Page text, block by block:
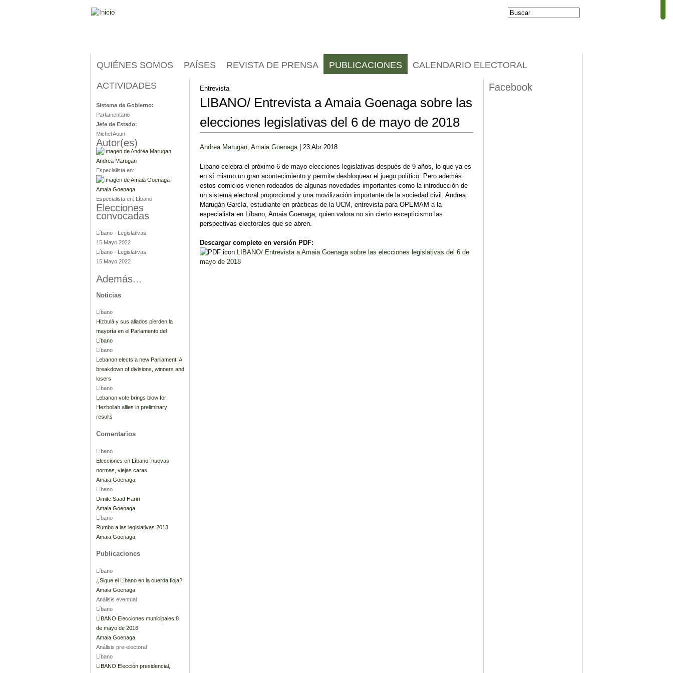
Formulario de
Buscar
Entrevista
LIBANO/ Entrevista a Amaia Goenaga sobre las
elecciones legislativas del 6 de mayo de 2018
Andrea Marugan, Amaia Goenaga| 23 Abr 2018
Líbano celebra el próximo 6 de mayo elecciones legislativas después de 9 años, lo que ya es
en sí mismo un gran acontecimiento y permite desbloquear el juego político. Pero además
estos comicios vienen rodeados de algunas novedades importantes como la introducción de
un sistema electoral proporcional y una movilización importante de la sociedad civil. Andrea
Marugán García, estudiante en prácticas de la UCM, entrevista para OPEMAM a la
especialista en Líbano, Amaia Goenaga, quien valora no sin cierto escepticismo las
perspectivas electorales que se abren.
Descargar completo en versión PDF:
LIBANO/ Entrevista a Amaia Goenaga sobre las elecciones legislativas del 6 de
mayo de 2018
QUIÉNES SOMOS PAÍSES REVISTA DE PRENSA PUBLICACIONES CALENDARIO ELECTORAL
ACTIVIDADES
Líbano
Sistema de Gobierno:
Parlamentario
Jefe de Estado:
Michel Aoun
Autor(es)
Andrea Marugan
Especialista en:
Amaia Goenaga
Especialista en: Líbano
Elecciones
convocadas
Líbano - Legislativas
15 Mayo 2022
Líbano - Legislativas
15 Mayo 2022
Además...
Noticias
Líbano
Hizbulá y sus aliados pierden la
mayoría en el Parlamento del
Líbano
Líbano
Lebanon elects a new Parliament: A
breakdown of divisions, winners and
losers
Líbano
Lebanon vote brings blow for
Hezbollah allies in preliminary
results
Comentarios
Líbano
Elecciones en Líbano: nuevas
normas, viejas caras
Amaia Goenaga
Líbano
Dimite Saad Hariri
Amaia Goenaga
Líbano
Rumbo a las legislativas 2013
Amaia Goenaga
Publicaciones
Líbano
¿Sigue el Líbano en la cuerda floja?
Amaia Goenaga
Análisis eventual
Líbano
LIBANO Elecciones municipales 8
de mayo de 2016
Amaia Goenaga
Análisis pre-electoral
Líbano
LIBANO Elección presidencial,
Facebook